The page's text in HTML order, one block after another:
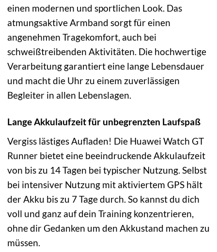
einen modernen und sportlichen Look. Das
atmungsaktive Armband sorgt für einen
angenehmen Tragekomfort, auch bei
schweißtreibenden Aktivitäten. Die hochwertige
Verarbeitung garantiert eine lange Lebensdauer
und macht die Uhr zu einem zuverlässigen
Begleiter in allen Lebenslagen.
Lange Akkulaufzeit für unbegrenzten Laufspaß
Vergiss lästiges Aufladen! Die Huawei Watch GT
Runner bietet eine beeindruckende Akkulaufzeit
von bis zu 14 Tagen bei typischer Nutzung. Selbst
bei intensiver Nutzung mit aktiviertem GPS hält
der Akku bis zu 7 Tage durch. So kannst du dich
voll und ganz auf dein Training konzentrieren,
ohne dir Gedanken um den Akkustand machen zu
müssen.